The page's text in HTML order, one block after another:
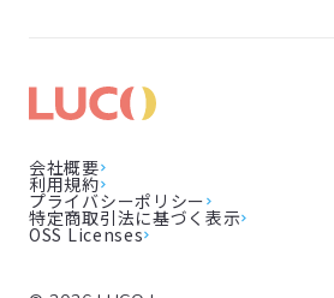
会社概要
利用規約
プライバシーポリシー
特定商取引法に基づく表示
OSS Licenses